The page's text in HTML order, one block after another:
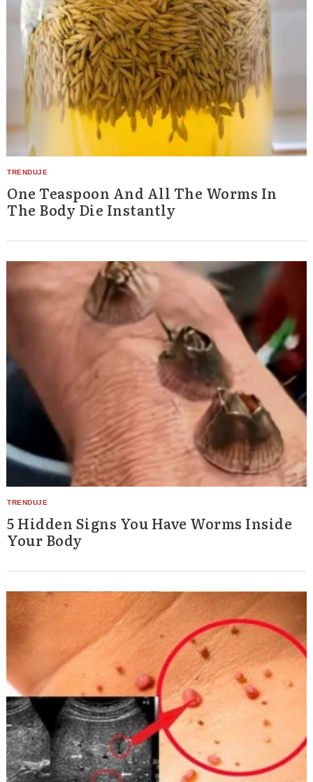
One Teaspoon And All The Worms In
The Body Die Instantly
5 Hidden Signs You Have Worms Inside
Your Body